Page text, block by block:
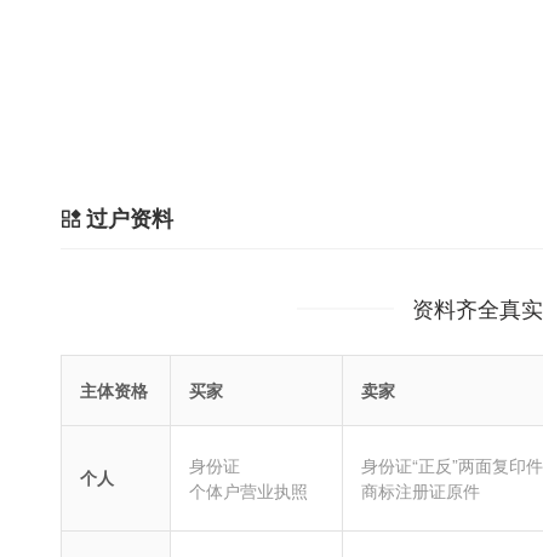
过户资料
资料齐全真
主体资格 买家 卖家
个人
身份证
个体户营业执照
身份证“正反”两面复印件
商标注册证原件